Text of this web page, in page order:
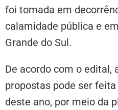
foi tomada em
calamidade pública e
Grande do Sul.
De acordo com o edital,
propostas pode ser
deste ano, por meio da